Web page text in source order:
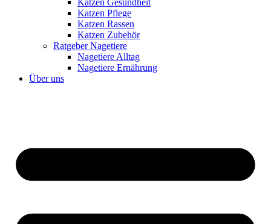
Katzen Pflege
Katzen Rassen
Katzen Zubehör
Ratgeber Nagetiere
Nagetiere Alltag
Nagetiere Ernährung
Über uns